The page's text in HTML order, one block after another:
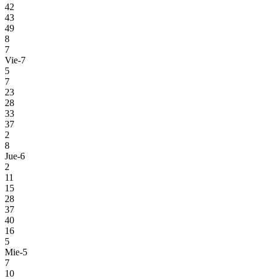
42
43
49
8
7
Vie-7
5
7
23
28
33
37
2
8
Jue-6
2
11
15
28
37
40
16
5
Mie-5
7
10